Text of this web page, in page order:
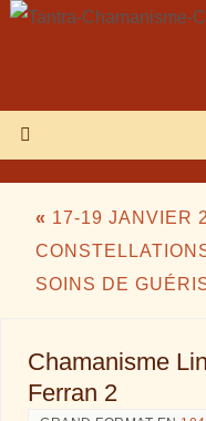
« 17-19 JANVIER
SOINS DE
Chamanisme
Ferran 2